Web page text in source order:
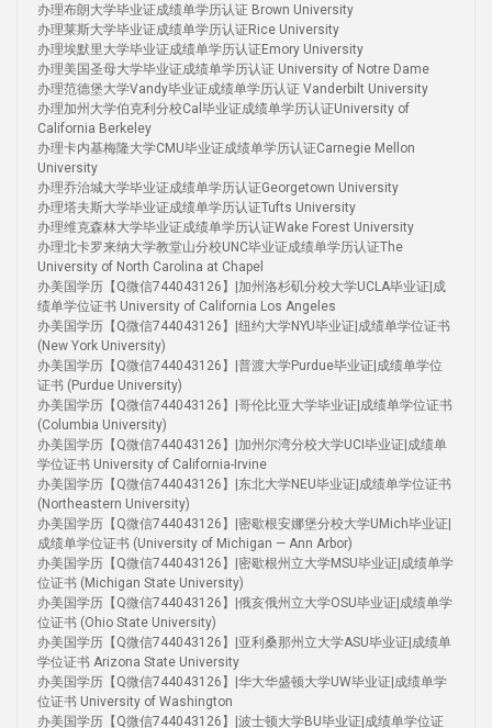
办理布朗大学毕业证成绩单学历认证 Brown University
办理莱斯大学毕业证成绩单学历认证Rice University
办理埃默里大学毕业证成绩单学历认证Emory University
办理美国圣母大学毕业证成绩单学历认证 University of Notre Dame
办理范德堡大学Vandy毕业证成绩单学历认证 Vanderbilt University
办理加州大学伯克利分校Cal毕业证成绩单学历认证University of
California Berkeley
办理卡内基梅隆大学CMU毕业证成绩单学历认证Carnegie Mellon
University
办理乔治城大学毕业证成绩单学历认证Georgetown University
办理塔夫斯大学毕业证成绩单学历认证Tufts University
办理维克森林大学毕业证成绩单学历认证Wake Forest University
办理北卡罗来纳大学教堂山分校UNC毕业证成绩单学历认证The
University of North Carolina at Chapel
办美国学历【Q微信744043126】|加州洛杉矶分校大学UCLA毕业证|成
绩单学位证书 University of California Los Angeles
办美国学历【Q微信744043126】|纽约大学NYU毕业证|成绩单学位证书
(New York University)
办美国学历【Q微信744043126】|普渡大学Purdue毕业证|成绩单学位
证书 (Purdue University)
办美国学历【Q微信744043126】|哥伦比亚大学毕业证|成绩单学位证书
(Columbia University)
办美国学历【Q微信744043126】|加州尔湾分校大学UCI毕业证|成绩单
学位证书 University of California-Irvine
办美国学历【Q微信744043126】|东北大学NEU毕业证|成绩单学位证书
(Northeastern University)
办美国学历【Q微信744043126】|密歇根安娜堡分校大学UMich毕业证|
成绩单学位证书 (University of Michigan — Ann Arbor)
办美国学历【Q微信744043126】|密歇根州立大学MSU毕业证|成绩单学
位证书 (Michigan State University)
办美国学历【Q微信744043126】|俄亥俄州立大学OSU毕业证|成绩单学
位证书 (Ohio State University)
办美国学历【Q微信744043126】|亚利桑那州立大学ASU毕业证|成绩单
学位证书 Arizona State University
办美国学历【Q微信744043126】|华大华盛顿大学UW毕业证|成绩单学
位证书 University of Washington
办美国学历【Q微信744043126】|波士顿大学BU毕业证|成绩单学位证